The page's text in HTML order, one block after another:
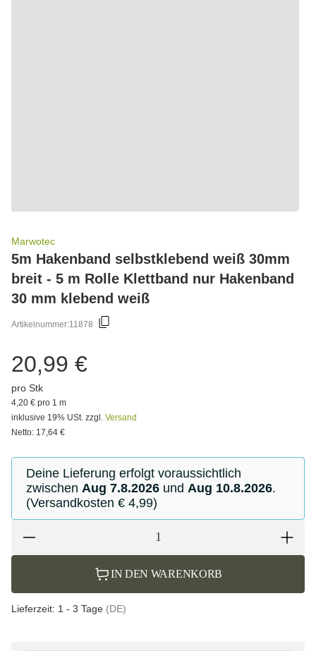
Marwotec
5m Hakenband selbstklebend weiß 30mm
breit - 5 m Rolle Klettband nur Hakenband
30 mm klebend weiß
Artikelnummer:11878
20,99 €
pro Stk
4,20 € pro 1 m
inklusive 19% USt. zzgl. Versand
Netto: 17,64 €
Deine Lieferung erfolgt voraussichtlich
zwischen Aug 7.8.2026 und Aug 10.8.2026.
(Versandkosten € 4,99)
IN DEN WARENKORB
Lieferzeit: 1 - 3 Tage (DE)